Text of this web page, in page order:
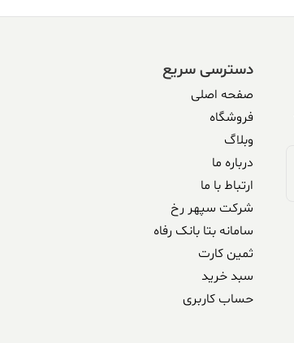
دسترسی سریع
صفحه اصلی
فروشگاه
وبلاگ
درباره ما
ارتباط با ما
شرکت سپهر رخ
سامانه بتا بانک رفاه
ثمین کارت
سبد خرید
حساب کاربری